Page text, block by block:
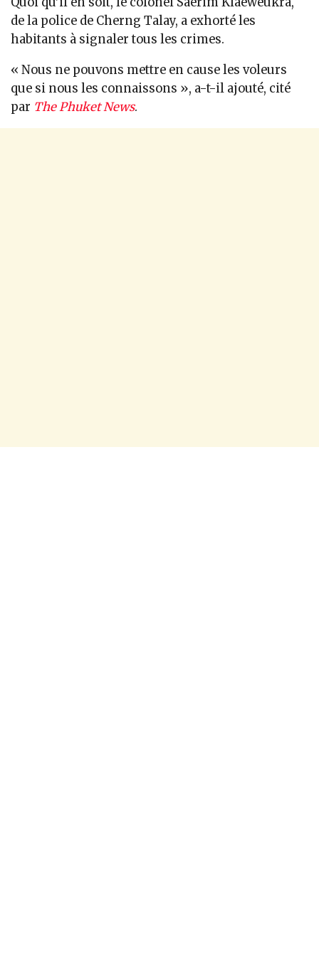
de la police de Cherng Talay, a exhorté les
habitants à signaler tous les crimes.
« Nous ne pouvons mettre en cause les voleurs
que si nous les connaissons », a-t-il ajouté, cité
par The Phuket News.